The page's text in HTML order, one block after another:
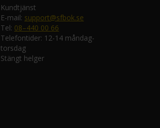
Kundtjänst
E-mail: support@sfbok.se
Tel: 08–440 00 66
Telefontider: 12-14 måndag-
torsdag
Stängt helger